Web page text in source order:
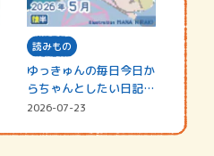
読みもの
ゆっきゅんの毎日今日か
らちゃんとしたい日記
☆202…
2026-07-23